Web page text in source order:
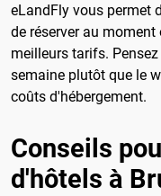
eLandFly vous permet
de réserver au
meilleurs tarifs.
semaine plutôt que le
coûts d'hébergement.
Conseils
d'hôtels à